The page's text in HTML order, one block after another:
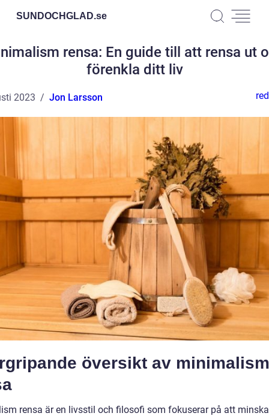
SUNDOCHGLAD.se
rensa: En guide till att rensa ut
förenkla ditt liv
2023 Jon Larsson
översikt av minimalism
rensa är en livsstil och filosofi som fokuserar på att